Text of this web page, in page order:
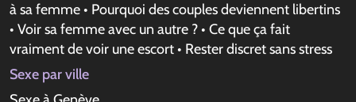
à sa femme • Pourquoi des couples deviennent libertins
• Voir sa femme avec un autre ? • Ce que ça fait
vraiment de voir une escort • Rester discret sans stress
Sexe par ville